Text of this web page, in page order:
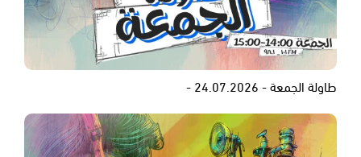
طاولة الجمعة - 24.07.2026 -